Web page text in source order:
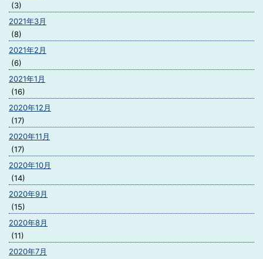
(3)
2021年3月
(8)
2021年2月
(6)
2021年1月
(16)
2020年12月
(17)
2020年11月
(17)
2020年10月
(14)
2020年9月
(15)
2020年8月
(11)
2020年7月